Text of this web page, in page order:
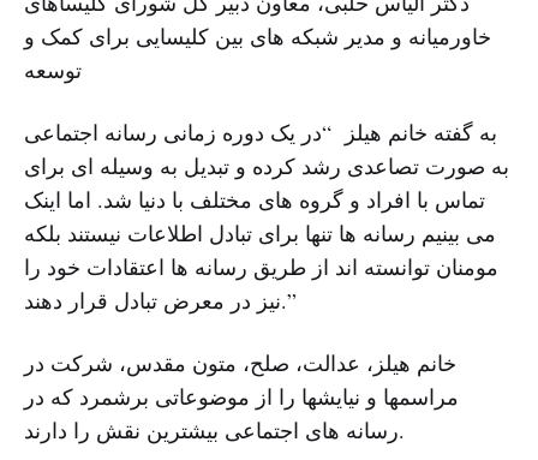
خاورمیانه و مدیر شبکه های بین کلیسایی برای کمک و
توسعه
به گفته خانم هیلز “در یک دوره زمانی رسانه اجتماعی
به صورت تصاعدی رشد کرده و تبدیل به وسیله ای برای
تماس با افراد و گروه های مختلف با دنیا شد. اما اینک
می بینیم رسانه ها تنها برای تبادل اطلاعات نیستند بلکه
مومنان توانسته اند از طریق رسانه ها اعتقادات خود را
نیز در معرض تبادل قرار دهند.”
خانم هیلز، عدالت، صلح، متون مقدس، شرکت در
مراسمها و نیایشها را از موضوعاتی برشمرد که در
رسانه های اجتماعی بیشترین نقش را دارند.